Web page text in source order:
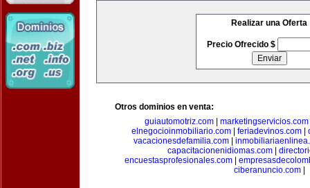
Realizar una Oferta
Precio Ofrecido $
Otros dominios en venta:
guiautomotriz.com| marketingservicios.com
elnegocioinmobiliario.com
feriadevinos.com
vacacionesdefamilia.com|
capacitacionenidiomas.com
encuestasprofesionales.com
ciberanuncio.com|